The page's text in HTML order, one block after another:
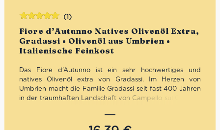
Fiore d’Autunno Natives Olivenöl Extra,
Gradassi • Olivenöl aus Umbrien •
Italienische Feinkost
(1)
Das Fiore d’Autunno ist ein sehr hochwertiges und
natives Olivenöl extra von Gradassi. Im Herzen von
Umbrien macht die Familie Gradassi seit fast 400 Jahren
in der traumhaften Landschaft von Campello sul Clitunno
und steht für den frischen und kräuterigen
Charakter. Das Olivenöl wird aus den Sorten Moraiolo,
Bewertet
mit5.00 von
5